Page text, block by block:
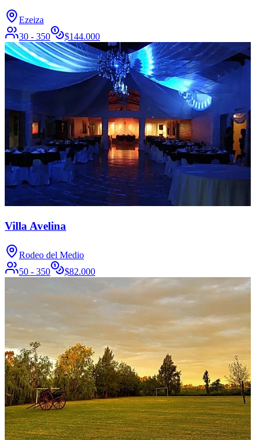
Ezeiza
30 - 350
$144.000
Villa Avelina
Rodeo del Medio
50 - 350
$82.000